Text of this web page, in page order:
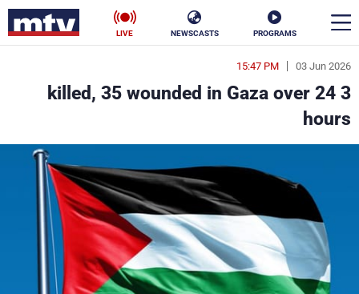
PROGRAMS
NEWSCASTS
LIVE
03 Jun 2026
15:47 PM
3 killed, 35 wounded in Gaza over 24
hours
en
الأخبار
سياسة ناس
فن
منوعات رياضة
كأس العالم